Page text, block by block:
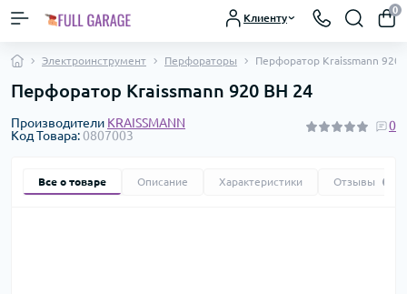
Клиенту
0
Электроинструмент Перфораторы Перфоратор Kraissmann 920
Перфоратор Kraissmann 920 BH 24
Производители KRAISSMANN
Код Товара:0807003
0
Все о товаре Описание Характеристики Отзывы